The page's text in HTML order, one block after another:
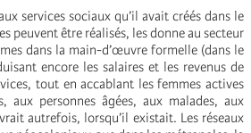
services sociaux qu’il avait créés dans le
peuvent être réalisés, les donne au secteur
dans la main-d’œuvre formelle (dans le
encore les salaires et les revenus de
tout en accablant les femmes actives
personnes âgées, aux malades, aux
autrefois, lorsqu’il existait. Les réseaux